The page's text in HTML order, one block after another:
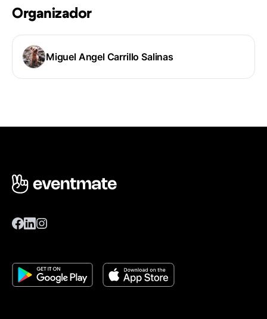
Organizador
Miguel Angel Carrillo Salinas